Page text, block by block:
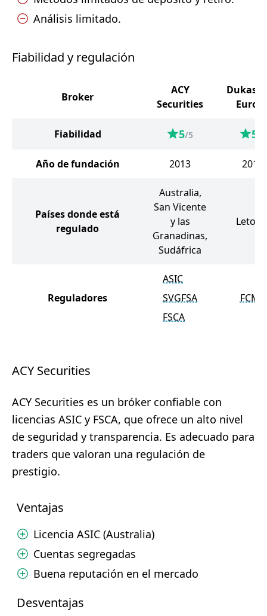
Análisis limitado.
Fiabilidad y regulación
Broker
ACY
Securities
Fiabilidad 5/5 5
Año de fundación 2013 2011
Países donde está
regulado
Australia,
San Vicente
y las
Granadinas,
Sudáfrica
Reguladores
ASIC
SVGFSA
FSCA
FCMC
ACY Securities
ACY Securities es un bróker confiable con
licencias ASIC y FSCA, que ofrece un alto nivel
de seguridad y transparencia. Es adecuado para
traders que valoran una regulación de
prestigio.
Ventajas
Licencia ASIC (Australia)
Cuentas segregadas
Buena reputación en el mercado
Desventajas